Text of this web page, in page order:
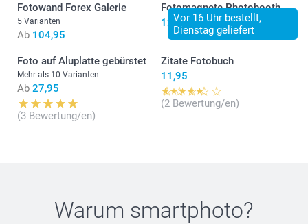
Fotowand Forex Galerie
5 Varianten
Ab 104,95
Vor 16 Uhr bestellt,
Dienstag geliefert
Fotomagnete Photobooth
12,99
Foto auf Aluplatte gebürstet
Mehr als 10 Varianten
Ab 27,95
(3 Bewertung/en)
Zitate Fotobuch
11,95
(2 Bewertung/en)
Warum smartphoto?